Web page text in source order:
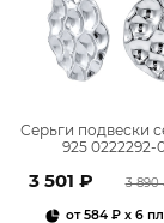
Серьги подвески
925 0222292-
3 501 ₽ 3 890
от584 ₽ x 6